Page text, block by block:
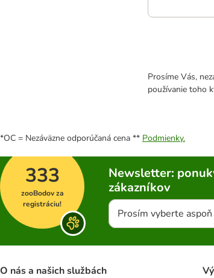
Prosíme Vás,
používanie toho
*OC = Nezáväzne odporúčaná cena ** Podmienky.
333
zooBodov za
registráciu!
Newsletter:
zákazníkov
Prosím vyberte
O nás a našich službách